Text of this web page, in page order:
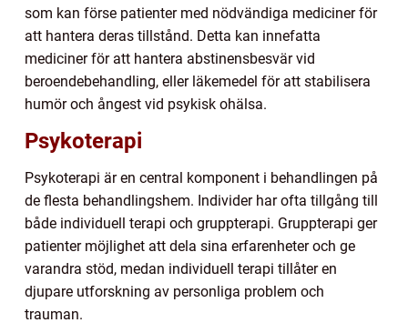
som kan förse patienter med nödvändiga mediciner för
att hantera deras tillstånd. Detta kan innefatta
mediciner för att hantera abstinensbesvär vid
beroendebehandling, eller läkemedel för att stabilisera
humör och ångest vid psykisk ohälsa.
Psykoterapi
Psykoterapi är en central komponent i behandlingen på
de flesta behandlingshem. Individer har ofta tillgång till
både individuell terapi och gruppterapi. Gruppterapi ger
patienter möjlighet att dela sina erfarenheter och ge
varandra stöd, medan individuell terapi tillåter en
djupare utforskning av personliga problem och
trauman.